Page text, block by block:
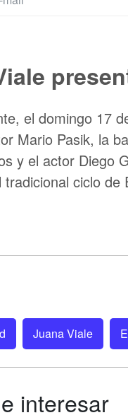
el domingo 17
Mario Pasik, la
y el actor Diego
ciclo de
Juana Viale
interesar